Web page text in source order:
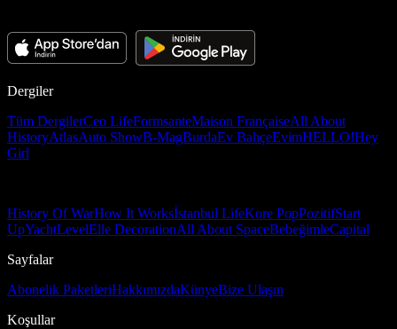
Dergiler
Tüm DergilerCeo LifeFormsanteMaison FrançaiseAll About
HistoryAtlasAuto ShowB-MagBurdaEv BahçeEvimHELLO!Hey
Girl
History Of WarHow It Worksİstanbul LifeKore PopPozitifStart
UpYachtLevelElle DecorationAll About SpaceBebeğimleCapital
Sayfalar
Abonelik PaketleriHakkımızdaKünyeBize Ulaşın
Koşullar